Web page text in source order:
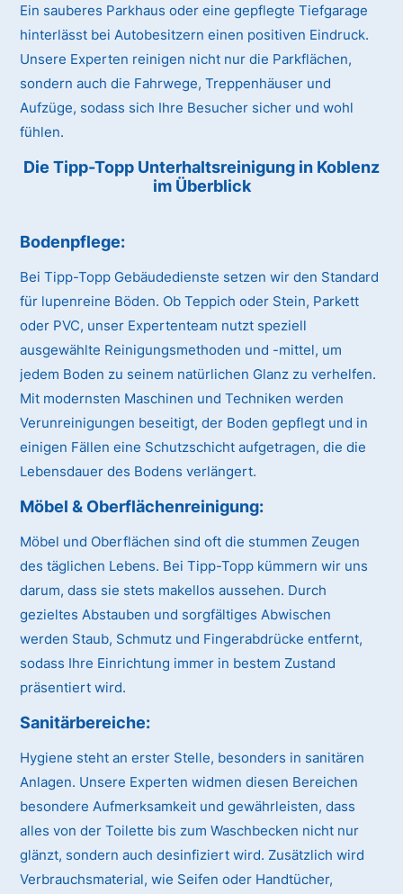
Ein sauberes Parkhaus oder eine gepflegte Tiefgarage
hinterlässt bei Autobesitzern einen positiven Eindruck.
Unsere Experten reinigen nicht nur die Parkflächen,
sondern auch die Fahrwege, Treppenhäuser und
Aufzüge, sodass sich Ihre Besucher sicher und wohl
fühlen.
Die Tipp-Topp Unterhaltsreinigung in Koblenz
im Überblick
Bodenpflege:
Bei Tipp-Topp Gebäudedienste setzen wir den Standard
für lupenreine Böden. Ob Teppich oder Stein, Parkett
oder PVC, unser Expertenteam nutzt speziell
ausgewählte Reinigungsmethoden und -mittel, um
jedem Boden zu seinem natürlichen Glanz zu verhelfen.
Mit modernsten Maschinen und Techniken werden
Verunreinigungen beseitigt, der Boden gepflegt und in
einigen Fällen eine Schutzschicht aufgetragen, die die
Lebensdauer des Bodens verlängert.
Möbel & Oberflächenreinigung:
Möbel und Oberflächen sind oft die stummen Zeugen
des täglichen Lebens. Bei Tipp-Topp kümmern wir uns
darum, dass sie stets makellos aussehen. Durch
gezieltes Abstauben und sorgfältiges Abwischen
werden Staub, Schmutz und Fingerabdrücke entfernt,
sodass Ihre Einrichtung immer in bestem Zustand
präsentiert wird.
Sanitärbereiche:
Hygiene steht an erster Stelle, besonders in sanitären
Anlagen. Unsere Experten widmen diesen Bereichen
besondere Aufmerksamkeit und gewährleisten, dass
alles von der Toilette bis zum Waschbecken nicht nur
glänzt, sondern auch desinfiziert wird. Zusätzlich wird
Verbrauchsmaterial, wie Seifen oder Handtücher,